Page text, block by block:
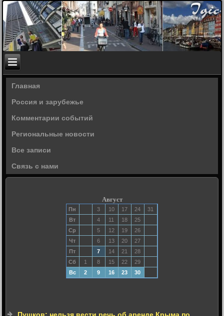
Главная
Россия и зарубежье
Комментарии событий
Региональные новости
Все записи
Связь с нами
Август
Пн 3 10 17 24
31
Вт
4 11 18
25
Ср
5 12 19
26
Чт
6 13 20
27
Пт
7 14 21
28
Сб
1 8 15 22
29
Вс
2 9 16 23 30